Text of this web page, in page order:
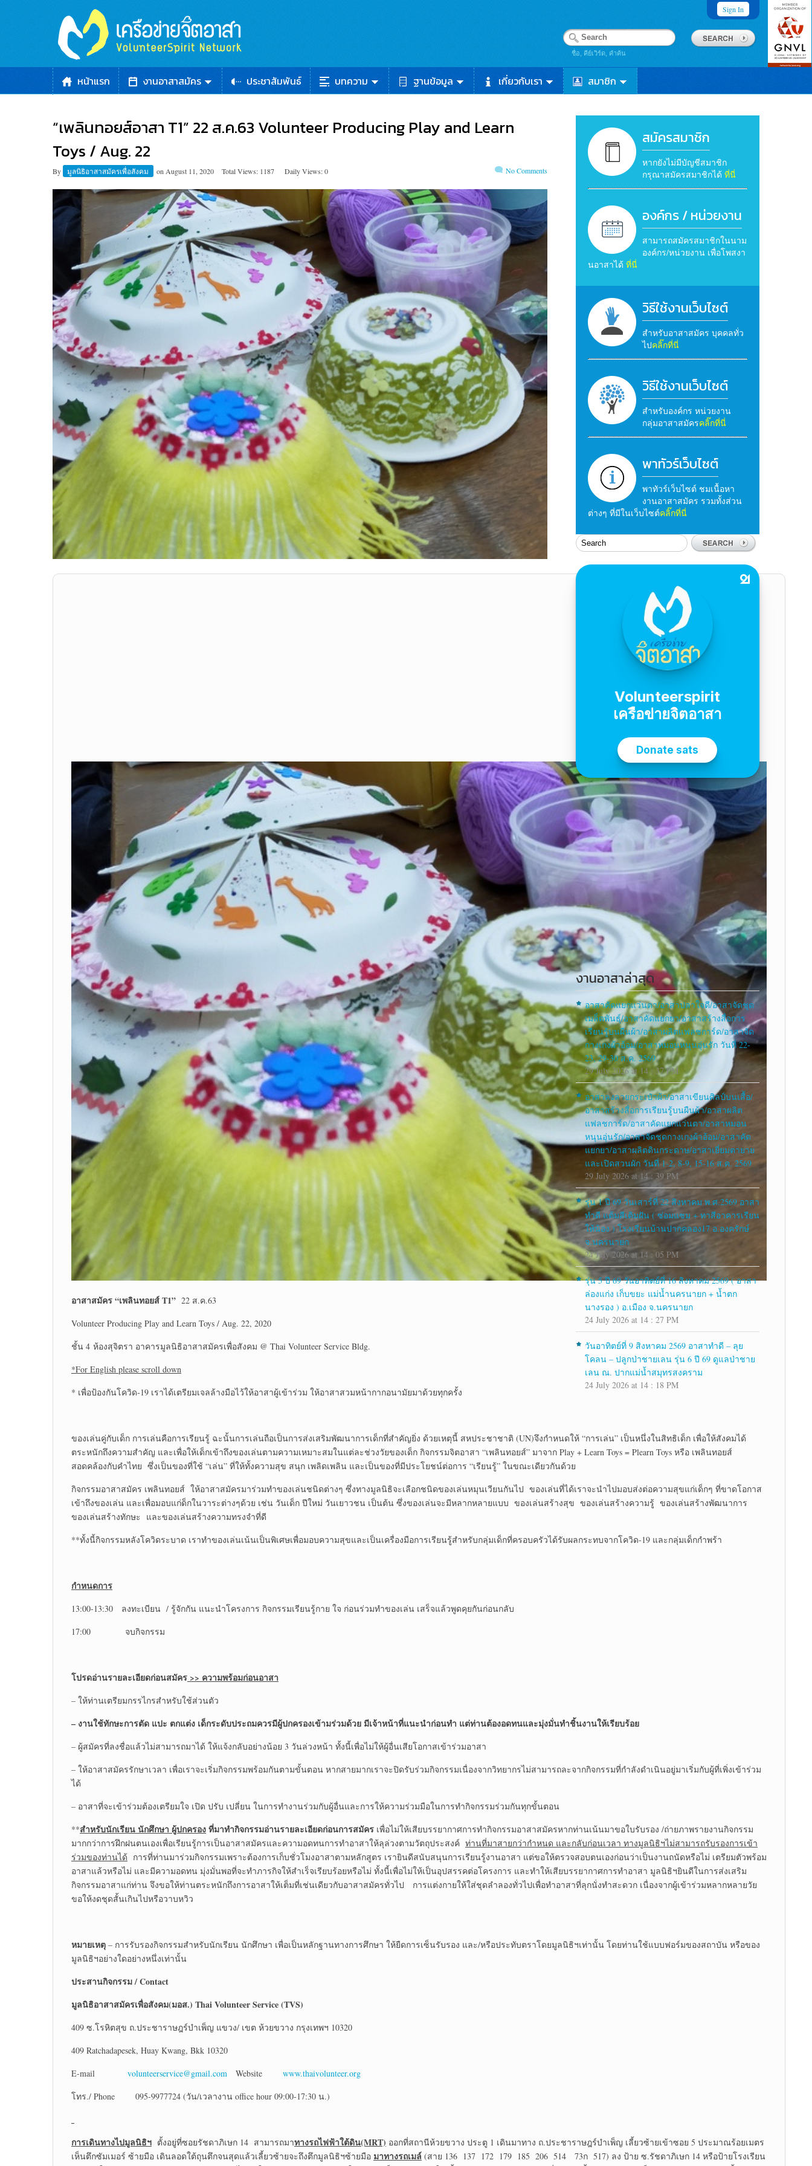
Sign In
ชื่อ, คีย์เวิร์ด, คำค้น
หน้าแรก งานอาสาสมัคร ประชาสัมพันธ์ บทความ ฐานข้อมูล เกี่ยวกับเรา สมาชิก
“เพลินทอยส์อาสา T1” 22 ส.ค.63 Volunteer Producing Play and Learn
Toys / Aug. 22
By มูลนิธิอาสาสมัครเพื่อสังคม on August 11, 2020 Total Views: 1187 Daily Views: 0 No Comments
อาสาสมัคร “เพลินทอยส์T1” 22 ส.ค.63
Volunteer Producing Play and Learn Toys / Aug. 22, 2020
ชั้น 4 ห้องสุจิตรา อาคารมูลนิธิอาสาสมัครเพื่อสังคม @ Thai Volunteer Service Bldg.
*For English please scroll down
* เพื่อป้องกันโควิด-19 เราได้เตรียมเจลล้างมือไว้ให้อาสาผู้เข้าร่วม ให้อาสาสวมหน้ากากอนามัยมาด้วยทุกครั้ง
ของเล่นคู่กับเด็ก การเล่นคือการเรียนรู้ ฉะนั้นการเล่นถือเป็นการส่งเสริมพัฒนาการเด็กที่สำคัญยิ่ง ด้วยเหตุนี้ สหประชาชาติ (UN)จึงกำหนดให้ “การเล่น” เป็นหนึ่งในสิทธิเด็ก เพื่อให้สังคมได้
ตระหนักถึงความสำคัญ และเพื่อให้เด็กเข้าถึงของเล่นตามความเหมาะสมในแต่ละช่วงวัยของเด็ก กิจกรรมจิตอาสา “เพลินทอยส์” มาจาก Play + Learn Toys = Plearn Toys หรือ เพลินทอยส์
สอดคล้องกับคำไทย ซึ่งเป็นของที่ใช้ “เล่น” ที่ให้ทั้งความสุข สนุก เพลิดเพลิน และเป็นของที่มีประโยชน์ต่อการ “เรียนรู้” ในขณะเดียวกันด้วย
กิจกรรมอาสาสมัคร เพลินทอยส์ ให้อาสาสมัครมาร่วมทำของเล่นชนิดต่างๆ ซึ่งทางมูลนิธิจะเลือกชนิดของเล่นหมุนเวียนกันไป ของเล่นที่ได้เราจะนำไปมอบส่งต่อความสุขแก่เด็กๆ ที่ขาดโอกาส
เข้าถึงของเล่น และเพื่อมอบแก่ด็กในวาระต่างๆด้วย เช่น วันเด็ก ปีใหม่ วันเยาวชน เป็นต้น ซึ่งของเล่นจะมีหลากหลายแบบ ของเล่นสร้างสุข ของเล่นสร้างความรู้ ของเล่นสร้างพัฒนาการ
ของเล่นสร้างทักษะ และของเล่นสร้างความทรงจำที่ดี
**ทั้งนี้กิจกรรมหลังโควิดระบาด เราทำของเล่นเน้นเป็นพิเศษเพื่อมอบความสุขและเป็นเครื่องมือการเรียนรู้สำหรับกลุ่มเด็กที่ครอบครัวได้รับผลกระทบจากโควิด-19 และกลุ่มเด็กกำพร้า
กำหนดการ
13:00-13:30 ลงทะเบียน / รู้จักกัน แนะนำโครงการ กิจกรรมเรียนรู้กาย ใจ ก่อนร่วมทำของเล่น เสร็จแล้วพูดคุยกันก่อนกลับ
17:00 จบกิจกรรม
โปรดอ่านรายละเอียดก่อนสมัคร >> ความพร้อมก่อนอาสา
– ให้ท่านเตรียมกรรไกรสำหรับใช้ส่วนตัว
– งานใช้ทักษะการตัด แปะ ตกแต่ง เด็กระดับประถมควรมีผู้ปกครองเข้ามร่วมด้วย มีเจ้าหน้าที่แนะนำก่อนทำ แต่ท่านต้องอดทนและมุ่งมั่นทำชิ้นงานให้เรียบร้อย
– ผู้สมัครที่ลงชื่อแล้วไม่สามารถมาได้ ให้แจ้งกลับอย่างน้อย 3 วันล่วงหน้า ทั้งนี้เพื่อไม่ให้ผู้อื่นเสียโอกาสเข้าร่วมอาสา
– ให้อาสาสมัครรักษาเวลา เพื่อเราจะเริ่มกิจกรรมพร้อมกันตามขั้นตอน หากสายมากเราจะปิดรับร่วมกิจกรรมเนื่องจากวิทยากรไม่สามารถละจากกิจกรรมที่กำลังดำเนินอยู่มาเริ่มกับผู้ที่เพิ่งเข้าร่วม
ได้
– อาสาที่จะเข้าร่วมต้องเตรียมใจ เปิด ปรับ เปลี่ยน ในการทำงานร่วมกับผู้อื่นและการให้ความร่วมมือในการทำกิจกรรมร่วมกันทุกขั้นตอน
**สำหรับนักเรียน นักศึกษา ผู้ปกครองที่มาทำกิจกรรมอ่านรายละเอียดก่อนการสมัคร เพื่อไม่ให้เสียบรรยากาศการทำกิจกรรมอาสาสมัครหากท่านเน้นมาขอใบรับรอง /ถ่ายภาพรายงานกิจกรรม
มากกว่าการฝึกฝนตนเองเพื่อเรียนรู้การเป็นอาสาสมัครและความอดทนการทำอาสาให้ลุล่วงตามวัตถุประสงค์ ท่านที่มาสายกว่ากำหนด และกลับก่อนเวลา ทางมูลนิธิฯไม่สามารถรับรองการเข้า
ร่วมของท่านได้ การที่ท่านมาร่วมกิจกรรมเพราะต้องการเก็บชั่วโมงอาสาตามหลักสูตร เรายินดีสนับสนุนการเรียนรู้งานอาสา แต่ขอให้ตรวจสอบตนเองก่อนว่าเป็นงานถนัดหรือไม่ เตรียมตัวพร้อม
อาสาแล้วหรือไม่ และมีความอดทน มุ่งมั่นพอที่จะทำภารกิจให้สำเร็จเรียบร้อยหรือไม่ ทั้งนี้เพื่อไม่ให้เป็นอุปสรรคต่อโครงการ และทำให้เสียบรรยากาศการทำอาสา มูลนิธิฯยินดีในการส่งเสริม
กิจกรรมอาสาแก่ท่าน จึงขอให้ท่านตระหนักถึงการอาสาให้เต็มที่เช่นเดียวกับอาสาสมัครทั่วไป การแต่งกายให้ใส่ชุดลำลองทั่วไปเพื่อทำอาสาที่ลุกนั่งทำสะดวก เนื่องจากผู้เข้าร่วมหลากหลายวัย
ขอให้งดชุดสั้นเกินไปหรือวาบหวิว
หมายเหตุ – การรับรองกิจกรรมสำหรับนักเรียน นักศึกษา เพื่อเป็นหลักฐานทางการศึกษา ให้ยืดการเซ็นรับรอง และ/หรือประทับตราโดยมูลนิธิฯเท่านั้น โดยท่านใช้แบบฟอร์มของสถาบัน หรือของ
มูลนิธิฯอย่างใดอย่างหนึ่งเท่านั้น
ประสานกิจกรรม/ Contact
มูลนิธิอาสาสมัครเพื่อสังคม(มอส.) Thai Volunteer Service (TVS)
409 ซ.โรหิตสุข ถ.ประชาราษฎร์บำเพ็ญ แขวง/ เขต ห้วยขวาง กรุงเทพฯ 10320
409 Ratchadapesek, Huay Kwang, Bkk 10320
E-mail volunteerservice@gmail.com Website www.thaivolunteer.org
โทร./ Phone 095-9977724 (วัน/เวลางาน office hour 09:00-17:30 น.)
การเดินทางไปมูลนิธิฯ ตั้งอยู่ที่ซอยรัชดาภิเษก 14 สามารถมาทางรถไฟฟ้าใต้ดิน(MRT) ออกที่สถานีห้วยขวาง ประตู 1 เดินมาทาง ถ.ประชาราษฎร์บำเพ็ญ เลี้ยวซ้ายเข้าซอย 5 ประมาณร้อยเมตร
เห็นตึกซัมเมอร์ ซ้ายมือ เดินลอดใต้ถุนตึกจนสุดแล้วเลี้ยวซ้ายจะถึงตึกมูลนิธิฯซ้ายมือ มาทางรถเมล์ (สาย 136 137 172 179 185 206 514 73ก 517) ลง ป้าย ซ.รัชดาภิเษก 14 หรือป้ายโรงเรียน
สมัครสมาชิก
หากยังไม่มีบัญชีสมาชิก
กรุณาสมัครสมาชิกได้ ที่นี่
องค์กร / หน่วยงาน
สามารถสมัครสมาชิกในนาม
องค์กร/หน่วยงาน เพื่อโพสงา
นอาสาได้ ที่นี่
วิธีใช้งานเว็บไซต์
สำหรับอาสาสมัคร บุคคลทั่ว
ไปคลิ๊กที่นี่
วิธีใช้งานเว็บไซต์
สำหรับองค์กร หน่วยงาน
กลุ่มอาสาสมัครคลิ๊กที่นี่
พาทัวร์เว็บไซต์
พาทัวร์เว็บไซต์ ชมเนื้อหา
งานอาสาสมัคร รวมทั้งส่วน
ต่างๆ ที่มีในเว็บไซต์คลิ๊กที่นี่
งานอาสาล่าสุด
อาสาคัดแยกแว่นตา/อาสาปลาใจดี/อาสาจัดชุด
เมล็ดพันธุ์/อาสาคัดแยกยา/อาสาสร้างสื่อการ
เรียนรู้บนผืนผ้า/อาสาผลิตแฟลชการ์ด/อาสาจัด
กางเกงผ้าอ้อม/อาสาหมอนหนุนอุ่นรัก วันที่ 22-
23, 29-30 ส.ค. 2569
29 July 2026 at 14 : 37 PM
อาสาลงลายกระเป๋าผ้า/อาสาเขียนศิลป์บนเสื้อ/
อาสาสร้างสื่อการเรียนรู้บนผืนผ้า/อาสาผลิต
แฟลชการ์ด/อาสาคัดแยกแว่นตา/อาสาหมอน
หนุนอุ่นรัก/อาสาจัดชุดกางเกงผ้าอ้อม/อาสาคัด
แยกยา/อาสาผลิตดินกระดาษ/อาสาเยี่ยมตายาย
และเปิดสวนผัก วันที่ 1-2, 8-9, 15-16 ส.ค. 2569
29 July 2026 at 14 : 39 PM
รุ่น 1 ปี 69 วันเสาร์ที่ 22 สิงหาคม พ.ศ.2569 อาสา
ทำดี แต้มสีเติมฝัน ( ซ่อมแซม + ทาสีอาคารเรียน
ให้น้อง ) โรงเรียนบ้านปากคลอง17 อ.องครักษ์
จ.นครนายก
24 July 2026 at 14 : 05 PM
รุ่น 5 ปี 69 วันอาทิตย์ที่ 16 สิงหาคม 2569 ( อาสา
ล่องแก่ง เก็บขยะ แม่น้ำนครนายก + น้ำตก
นางรอง ) อ.เมือง จ.นครนายก
24 July 2026 at 14 : 27 PM
วันอาทิตย์ที่ 9 สิงหาคม 2569 อาสาทำดี – ลุย
โคลน – ปลูกป่าชายเลน รุ่น 6 ปี 69 ดูแลป่าชาย
เลน ณ. ปากแม่น้ำสมุทรสงคราม
24 July 2026 at 14 : 18 PM